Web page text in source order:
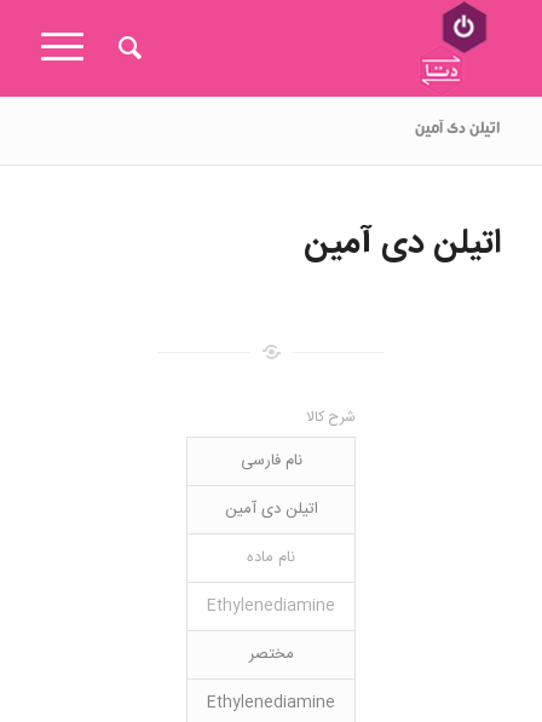
اتیلن دی آمین
اتیلن دی آمین
شرح کالا
نام فارسی
اتیلن دی آمین
نام ماده
Ethylenediamine
مختصر
Ethylenediamine